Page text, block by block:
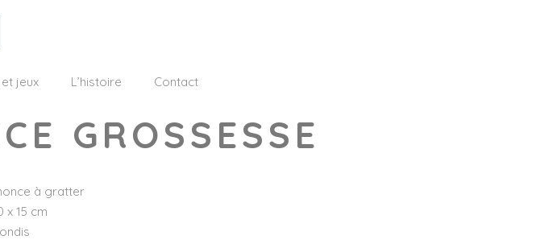
jeux L’histoire Contact
GROSSESSE
à gratter
x 15 cm